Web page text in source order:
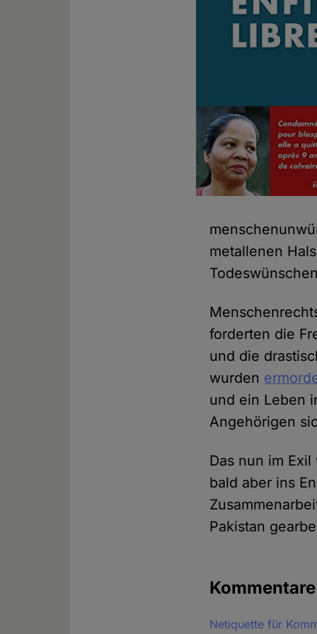
metallenen
forderten die
und die
wurden
und ein Leben
Angehörigen
Das nun im
bald aber ins
Pakistan
Kommentare
Netiquette für